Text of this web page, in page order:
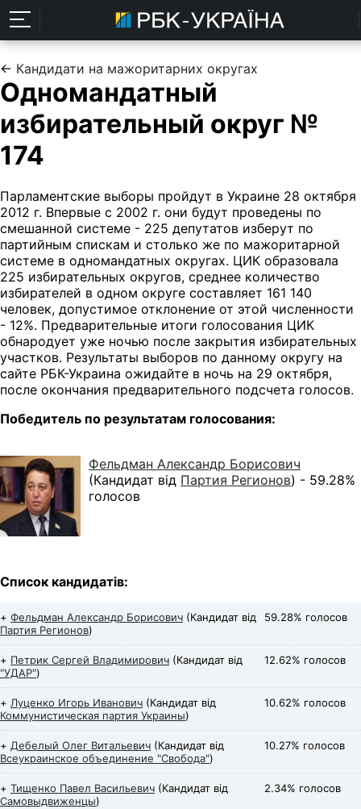
← Кандидати на мажоритарних округах
Одномандатный
избирательный округ №
174
Парламентские выборы пройдут в Украине 28 октября
2012 г. Впервые с 2002 г. они будут проведены по
смешанной системе - 225 депутатов изберут по
партийным спискам и столько же по мажоритарной
системе в одномандатных округах. ЦИК образовала
225 избирательных округов, среднее количество
избирателей в одном округе составляет 161 140
человек, допустимое отклонение от этой численности
- 12%. Предварительные итоги голосования ЦИК
обнародует уже ночью после закрытия избирательных
участков. Результаты выборов по данному округу на
сайте РБК-Украина ожидайте в ночь на 29 октября,
после окончания предварительного подсчета голосов.
Победитель по результатам голосования:
Фельдман Александр Борисович
(Кандидат від Партия Регионов) - 59.28%
голосов
Список кандидатів:
+ 59.28% голосов
Фельдман Александр Борисович (Кандидат від
Партия Регионов)
+ 12.62% голосов
Петрик Сергей Владимирович (Кандидат від
"УДАР")
+ 10.62% голосов
Луценко Игорь Иванович (Кандидат від
Коммунистическая партия Украины)
+ 10.27% голосов
Дебелый Олег Витальевич (Кандидат від
Всеукраинское объединение "Свобода")
+ 2.34% голосов
Тищенко Павел Васильевич (Кандидат від
Самовыдвиженцы)